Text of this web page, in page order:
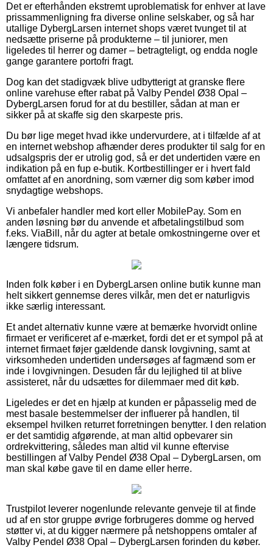
Det er efterhånden ekstremt uproblematisk for enhver at lave
prissammenligning fra diverse online selskaber, og så har
utallige DybergLarsen internet shops været tvunget til at
nedsætte priserne på produkterne – til juniorer, men
ligeledes til herrer og damer – betragteligt, og endda nogle
gange garantere portofri fragt.
Dog kan det stadigvæk blive udbytterigt at granske flere
online varehuse efter rabat på Valby Pendel Ø38 Opal –
DybergLarsen forud for at du bestiller, sådan at man er
sikker på at skaffe sig den skarpeste pris.
Du bør lige meget hvad ikke undervurdere, at i tilfælde af at
en internet webshop afhænder deres produkter til salg for en
udsalgspris der er utrolig god, så er det undertiden være en
indikation på en fup e-butik. Kortbestillinger er i hvert fald
omfattet af en anordning, som værner dig som køber imod
snydagtige webshops.
Vi anbefaler handler med kort eller MobilePay. Som en
anden løsning bør du anvende et afbetalingstilbud som
f.eks. ViaBill, når du agter at betale omkostningerne over et
længere tidsrum.
Inden folk køber i en DybergLarsen online butik kunne man
helt sikkert gennemse deres vilkår, men det er naturligvis
ikke særlig interessant.
Et andet alternativ kunne være at bemærke hvorvidt online
firmaet er verificeret af e-mærket, fordi det er et sympol på at
internet firmaet føjer gældende dansk lovgivning, samt at
virksomheden undertiden undersøges af fagmænd som er
inde i lovgivningen. Desuden får du lejlighed til at blive
assisteret, når du udsættes for dilemmaer med dit køb.
Ligeledes er det en hjælp at kunden er påpasselig med de
mest basale bestemmelser der influerer på handlen, til
eksempel hvilken returret forretningen benytter. I den relation
er det samtidig afgørende, at man altid opbevarer sin
ordrekvittering, således man altid vil kunne eftervise
bestillingen af Valby Pendel Ø38 Opal – DybergLarsen, om
man skal købe gave til en dame eller herre.
Trustpilot leverer nogenlunde relevante genveje til at finde
ud af en stor gruppe øvrige forbrugeres domme og herved
støtter vi, at du kigger nærmere på netshoppens omtaler af
Valby Pendel Ø38 Opal – DybergLarsen forinden du køber.